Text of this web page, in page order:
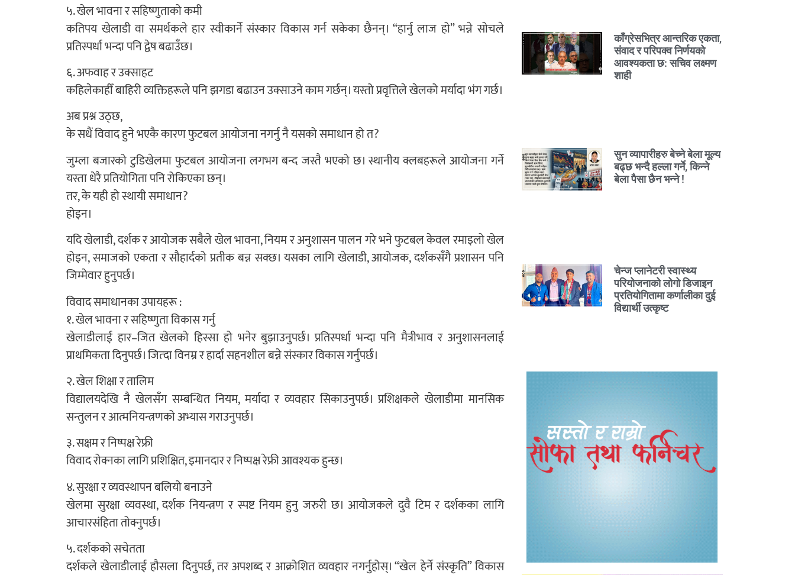
५. खेल भावना र सहिष्णुताको कमी
कतिपय खेलाडी वा समर्थकले हार स्वीकार्ने संस्कार विकास गर्न सकेका छैनन्। “हार्नु लाज हो” भन्ने सोचले
प्रतिस्पर्धा भन्दा पनि द्वेष बढाउँछ।
६. अफवाह र उक्साहट
कहिलेकाहीँ बाहिरी व्यक्तिहरूले पनि झगडा बढाउन उक्साउने काम गर्छन्। यस्तो प्रवृत्तिले खेलको मर्यादा भंग गर्छ।
अब प्रश्न उठ्छ,
के सधैं विवाद हुने भएकै कारण फुटबल आयोजना नगर्नु नै यसको समाधान हो त?
जुम्ला बजारको टुडिखेलमा फुटबल आयोजना लगभग बन्द जस्तै भएको छ। स्थानीय क्लबहरूले आयोजना गर्ने
यस्ता धेरै प्रतियोगिता पनि रोकिएका छन्।
तर, के यही हो स्थायी समाधान?
होइन।
यदि खेलाडी, दर्शक र आयोजक सबैले खेल भावना, नियम र अनुशासन पालन गरे भने फुटबल केवल रमाइलो खेल
होइन, समाजको एकता र सौहार्दको प्रतीक बन्न सक्छ। यसका लागि खेलाडी, आयोजक, दर्शकसँगै प्रशासन पनि
जिम्मेवार हुनुपर्छ।
विवाद समाधानका उपायहरू :
१. खेल भावना र सहिष्णुता विकास गर्नु
खेलाडीलाई हार–जित खेलको हिस्सा हो भनेर बुझाउनुपर्छ। प्रतिस्पर्धा भन्दा पनि मैत्रीभाव र अनुशासनलाई
प्राथमिकता दिनुपर्छ। जित्दा विनम्र र हार्दा सहनशील बन्ने संस्कार विकास गर्नुपर्छ।
२. खेल शिक्षा र तालिम
विद्यालयदेखि नै खेलसँग सम्बन्धित नियम, मर्यादा र व्यवहार सिकाउनुपर्छ। प्रशिक्षकले खेलाडीमा मानसिक
सन्तुलन र आत्मनियन्त्रणको अभ्यास गराउनुपर्छ।
३. सक्षम र निष्पक्ष रेफ्री
विवाद रोक्नका लागि प्रशिक्षित, इमानदार र निष्पक्ष रेफ्री आवश्यक हुन्छ।
४. सुरक्षा र व्यवस्थापन बलियो बनाउने
खेलमा सुरक्षा व्यवस्था, दर्शक नियन्त्रण र स्पष्ट नियम हुनु जरुरी छ। आयोजकले दुवै टिम र दर्शकका लागि
आचारसंहिता तोक्नुपर्छ।
५. दर्शकको सचेतता
दर्शकले खेलाडीलाई हौसला दिनुपर्छ, तर अपशब्द र आक्रोशित व्यवहार नगर्नुहोस्। “खेल हेर्ने संस्कृति” विकास
काँग्रेसभित्र आन्तरिक एकता,
संवाद र परिपक्व निर्णयको
आवश्यकता छ: सचिव लक्ष्मण
शाही
सुन व्यापारीहरु बेच्ने बेला मूल्य
बढ्छ भन्दै हल्ला गर्ने, किन्ने
बेला पैसा छैन भन्ने !
चेन्ज प्लानेटरी स्वास्थ्य
परियोजनाको लोगो डिजाइन
प्रतियोगितामा कर्णालीका दुई
विद्यार्थी उत्कृष्ट